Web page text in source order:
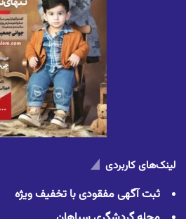
لینک‌های کاربردی
ثبت آگهی مفقودی با تخفیف ویژه